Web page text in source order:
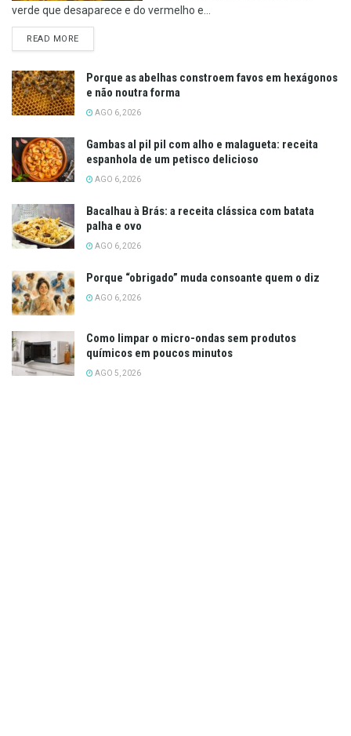
verde que desaparece e do vermelho e...
READ MOREDETAILS
Porque as abelhas constroem favos em hexágonos
e não noutra forma
AGO 6, 2026
Gambas al pil pil com alho e malagueta: receita
espanhola de um petisco delicioso
AGO 6, 2026
Bacalhau à Brás: a receita clássica com batata
palha e ovo
AGO 6, 2026
Porque “obrigado” muda consoante quem o diz
AGO 6, 2026
Como limpar o micro-ondas sem produtos
químicos em poucos minutos
AGO 5, 2026